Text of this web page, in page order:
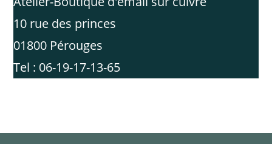
10 rue des princes
01800 Pérouges
Tel : 06-19-17-13-65